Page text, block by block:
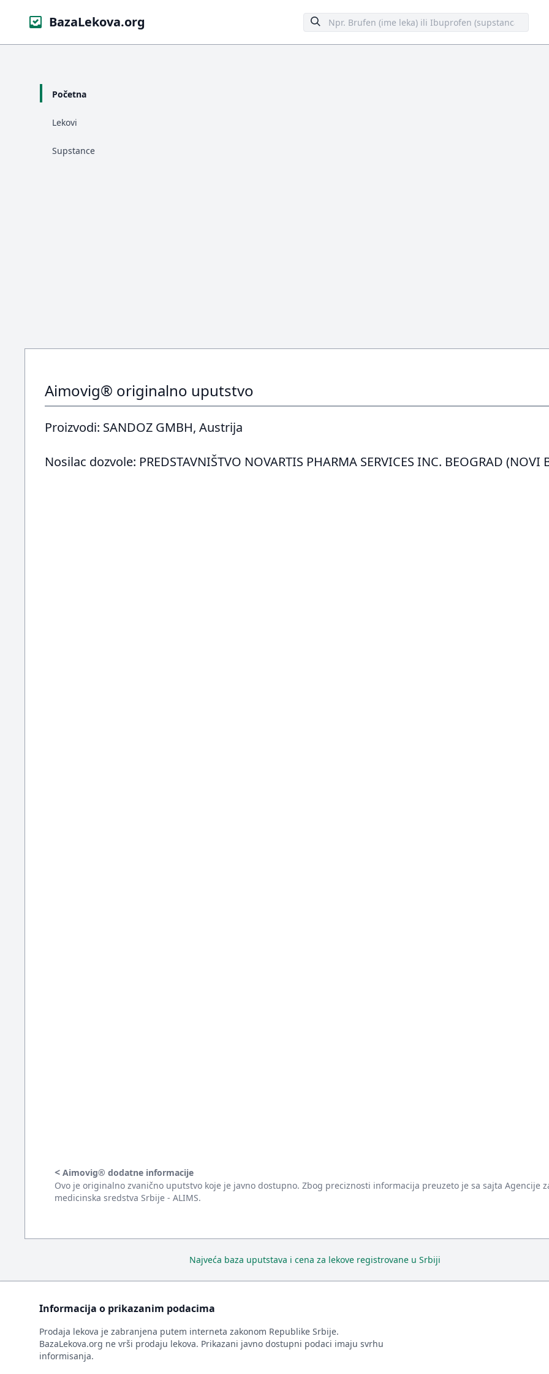
BazaLekova.org
Početna
Lekovi
Supstance
Aimovig® originalno uputstvo
Proizvodi: SANDOZ GMBH, Austrija
Nosilac dozvole: PREDSTAVNIŠTVO NOVARTIS PHARMA SERVICES INC. BEOGRAD (NOVI
< Aimovig® dodatne informacije
Ovo je originalno zvanično uputstvo koje je javno dostupno. Zbog preciznosti informacija preuzeto je sa sajta Agencije
medicinska sredstva Srbije - ALIMS.
Najveća baza uputstava i cena za lekove registrovane u Srbiji
Informacija o prikazanim podacima
Prodaja lekova je zabranjena putem interneta zakonom Republike Srbije.
BazaLekova.org ne vrši prodaju lekova. Prikazani javno dostupni podaci imaju svrhu
informisanja.